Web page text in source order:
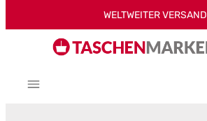
Zum Hauptinhalt springenWELTWEITER VERSAND